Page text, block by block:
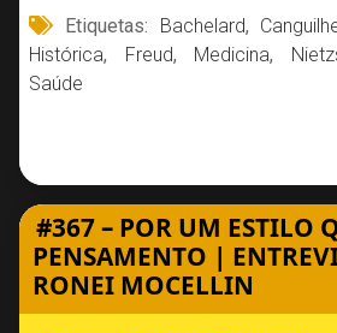
Etiquetas: Bachelard,
Histórica, Freud, Medicina,
Saúde
#367 – POR UM ESTILO
PENSAMENTO |
RONEI MOCELLIN